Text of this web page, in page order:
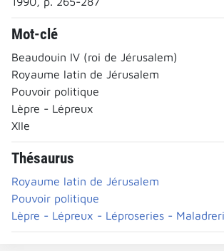
Mot-clé
Beaudouin IV (roi de Jérusalem)
Royaume latin de Jérusalem
Pouvoir politique
Lèpre - Lépreux
XIIe
Thésaurus
Royaume latin de Jérusalem
Pouvoir politique
Lèpre - Lépreux - Léproseries -